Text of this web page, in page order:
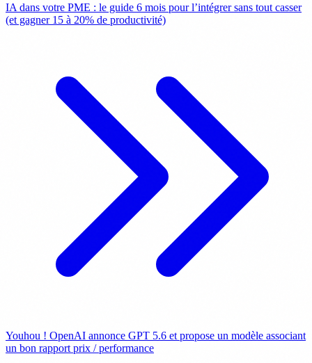
IA dans votre PME : le guide 6 mois pour l’intégrer sans tout casser
(et gagner 15 à 20% de productivité)
Youhou ! OpenAI annonce GPT 5.6 et propose un modèle associant
un bon rapport prix / performance